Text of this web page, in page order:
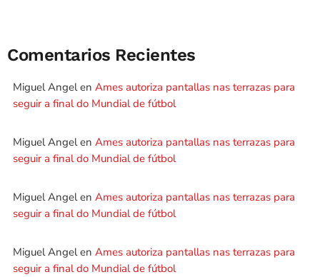
Comentarios Recientes
Miguel Angelen Ames autoriza pantallas nas terrazas para
seguir a final do Mundial de fútbol
Miguel Angelen Ames autoriza pantallas nas terrazas para
seguir a final do Mundial de fútbol
Miguel Angelen Ames autoriza pantallas nas terrazas para
seguir a final do Mundial de fútbol
Miguel Angelen Ames autoriza pantallas nas terrazas para
seguir a final do Mundial de fútbol